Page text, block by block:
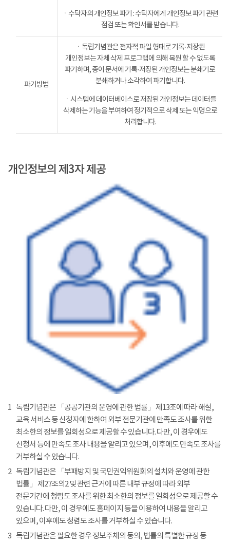
ㆍ수탁자의 개인정보 파기 : 수탁자에게 개인정보 파기 관련
점검 또는 확인서를 받습니다.
파기방법
ㆍ독립기념관은 전자적 파일 형태로 기록·저장된
개인정보는 자체 삭제 프로그램에 의해 복원 할 수 없도록
파기하며, 종이 문서에 기록·저장된 개인정보는 분쇄기로
분쇄하거나 소각하여 파기합니다.
ㆍ시스템에 데이터베이스로 저장된 개인정보는 데이터를
삭제하는 기능을 부여하여 정기적으로 삭제 또는 익명으로
처리합니다.
개인정보의 제3자 제공
1 독립기념관은 「공공기관의 운영에 관한 법률」 제13조에 따라 해설,
교육 서비스 등 신청자에 한하여 외부 전문기관에 만족도 조사를 위한
최소한의 정보를 일회성으로 제공할 수 있습니다. 다만, 이 경우에도
신청서 등에 만족도 조사 내용을 알리고 있으며, 이후에도 만족도 조사를
거부하실 수 있습니다.
2 독립기념관은 「부패방지 및 국민권익위원회의 설치와 운영에 관한
법률」 제27조의2 및 관련 근거에 따른 내부 규정에 따라 외부
전문기간에 청렴도 조사를 위한 최소한의 정보를 일회성으로 제공할 수
있습니다. 다만, 이 경우에도 홈페이지 등을 이용하여 내용을 알리고
있으며, 이후에도 청렴도 조사를 거부하실 수 있습니다.
3 독립기념관은 필요한 경우 정보주체의 동의, 법률의 특별한 규정 등